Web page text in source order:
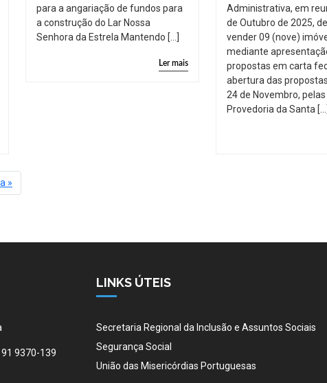
para a angariação de fundos para
a construção do Lar Nossa
Senhora da Estrela Mantendo […]
Ler mais
Administrativa, em
de Outubro de 2025,
vender 09 (nove)
mediante
propostas em carta
abertura das
24 de Novembro,
Provedoria da Santa […]
»
9370-139
LINKS ÚTEIS
Secretaria Regional da Inclusão e Assuntos Sociais
Segurança Social
União das Misericórdias Portuguesas